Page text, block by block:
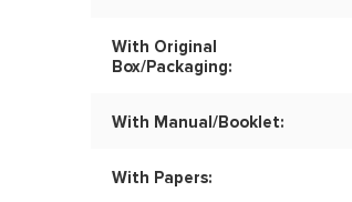
With Original
Box/Packaging:
With Manual/Booklet:
With Papers: